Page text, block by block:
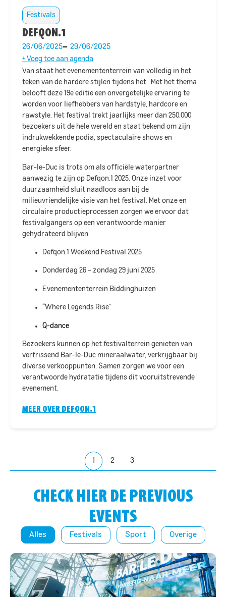
Festivals
DEFQON.1
26/06/2025 29/06/2025
+ Voeg toe aan agenda
Van staat het evenemententerrein van volledig in het
teken van de hardere stijlen tijdens het . Met het thema
belooft deze 19e editie een onvergetelijke ervaring te
worden voor liefhebbers van hardstyle, hardcore en
rawstyle. Het festival trekt jaarlijks meer dan 250.000
bezoekers uit de hele wereld en staat bekend om zijn
indrukwekkende podia, spectaculaire shows en
energieke sfeer.​
Bar-le-Duc is trots om als officiële waterpartner
aanwezig te zijn op Defqon.1 2025. Onze inzet voor
duurzaamheid sluit naadloos aan bij de
milieuvriendelijke visie van het festival. Met onze en
circulaire productieprocessen zorgen we ervoor dat
festivalgangers op een verantwoorde manier
gehydrateerd blijven.​
Defqon.1 Weekend Festival 2025
Donderdag 26 – zondag 29 juni 2025
Evenemententerrein Biddinghuizen
“Where Legends Rise”
Q-dance
Bezoekers kunnen op het festivalterrein genieten van
verfrissend Bar-le-Duc mineraalwater, verkrijgbaar bij
diverse verkooppunten. Samen zorgen we voor een
verantwoorde hydratatie tijdens dit vooruitstrevende
evenement.
MEER OVER DEFQON.1
1 2 3
CHECK HIER DE PREVIOUS
EVENTS
Alles Festivals Sport Overige